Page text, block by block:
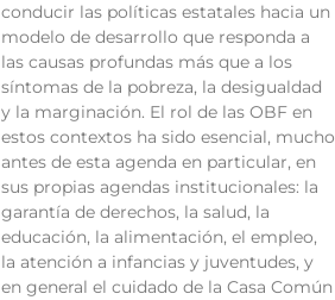
conducir las políticas estatales hacia un
modelo de desarrollo que responda a
las causas profundas más que a los
síntomas de la pobreza, la desigualdad
y la marginación. El rol de las OBF en
estos contextos ha sido esencial, mucho
antes de esta agenda en particular, en
sus propias agendas institucionales: la
garantía de derechos, la salud, la
educación, la alimentación, el empleo,
la atención a infancias y juventudes, y
en general el cuidado de la Casa Común